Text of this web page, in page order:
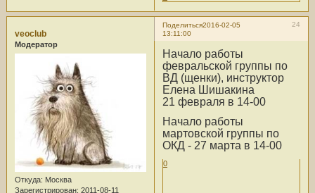
Поделиться 24
2016-02-05
13:11:00
veoclub
Модератор
Откуда: Москва
Зарегистрирован: 2011-08-11
Начало работы
февральской группы по
ВД (щенки), инструктор
Елена Шишакина
21 февраля в 14-00
Начало работы
мартовской группы по
ОКД - 27 марта в 14-00
0